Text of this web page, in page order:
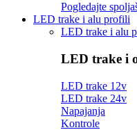
Pogledajte
LED trake i alu profili
LED trake i alu
LED trake i
LED trake 12v
LED trake 24v
Napajanja
Kontrole